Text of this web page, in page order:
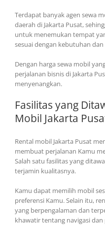
Terdapat banyak agen sewa
daerah di Jakarta Pusat,
untuk menemukan tempat
sesuai dengan kebutuhan
Dengan harga sewa mobil
perjalanan bisnis di Jakarta
menyenangkan.
Fasilitas yang
Mobil Jakarta
Rental mobil Jakarta Pusat
membuat perjalanan Kamu
Salah satu fasilitas yang
terjamin kualitasnya.
Kamu dapat memilih mobil
preferensi Kamu. Selain itu,
yang berpengalaman dan
khawatir tentang navigasi dan